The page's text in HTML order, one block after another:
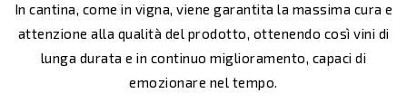
In cantina, come in vigna, viene garantita la massima cura e
attenzione alla qualità del prodotto, ottenendo così vini di
lunga durata e in continuo miglioramento, capaci di
emozionare nel tempo.